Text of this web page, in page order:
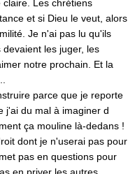
Les chrétiens
et si Dieu le veut, alors
Je n'ai pas lu qu'ils
les juger, les
notre prochain. Et la
parce que je reporte
j'ai du mal à imaginer d
ça mouline là-dedans !
dont je n'userai pas pour
pas en questions pour
en priver les autres.